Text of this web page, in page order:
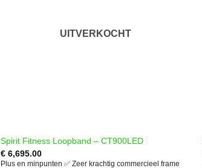
UITVERKOCHT
Spirit Fitness Loopband – CT900LED
€ 6,695.00
Plus en minpunten ✅ Zeer krachtig commercieel frame